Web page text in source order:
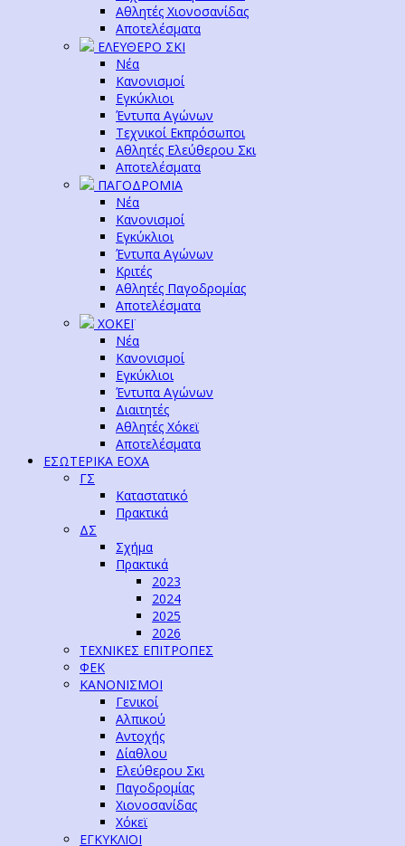
Αθλητές Χιονοσανίδας
Αποτελέσματα
ΕΛΕΥΘΕΡΟ ΣΚΙ
Νέα
Κανονισμοί
Εγκύκλιοι
Έντυπα Αγώνων
Τεχνικοί Εκπρόσωποι
Αθλητές Ελεύθερου Σκι
Αποτελέσματα
ΠΑΓΟΔΡΟΜΙΑ
Νέα
Κανονισμοί
Εγκύκλιοι
Έντυπα Αγώνων
Κριτές
Αθλητές Παγοδρομίας
Αποτελέσματα
ΧΟΚΕΪ
Νέα
Κανονισμοί
Εγκύκλιοι
Έντυπα Αγώνων
Διαιτητές
Αθλητές Χόκεϊ
Αποτελέσματα
ΕΣΩΤΕΡΙΚΑ ΕΟΧΑ
ΓΣ
Καταστατικό
Πρακτικά
ΔΣ
Σχήμα
Πρακτικά
2023
2024
2025
2026
ΤΕΧΝΙΚΕΣ ΕΠΙΤΡΟΠΕΣ
ΦΕΚ
ΚΑΝΟΝΙΣΜΟΙ
Γενικοί
Αλπικού
Αντοχής
Δίαθλου
Ελεύθερου Σκι
Παγοδρομίας
Χιονοσανίδας
Χόκεϊ
ΕΓΚΥΚΛΙΟΙ